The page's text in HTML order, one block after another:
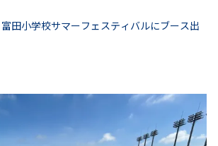
富田小学校サマーフェスティバルにブース出